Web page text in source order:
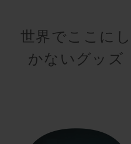
世界でここにし
かないグッズ